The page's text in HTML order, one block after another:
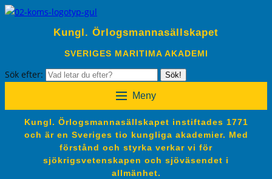
Kungl. Örlogsmannasällskapet
SVERIGES MARITIMA AKADEMI
Sök efter: Sök!
Meny
Kungl. Örlogsmannasällskapet instiftades 1771
och är en Sveriges tio kungliga akademier. Med
förstånd och styrka verkar vi för
sjökrigsvetenskapen och sjöväsendet i
allmänhet.